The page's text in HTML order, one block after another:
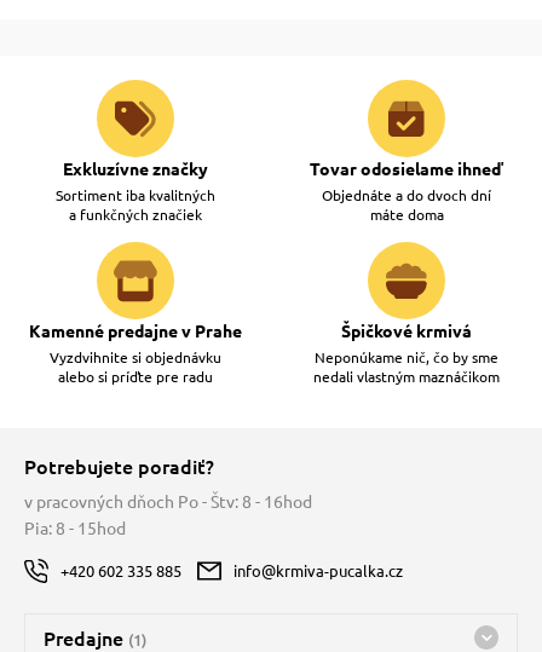
Exkluzívne značky
Sortiment iba kvalitných
a funkčných značiek
Tovar odosielame ihneď
Objednáte a do dvoch dní
máte doma
Kamenné predajne v Prahe
Vyzdvihnite si objednávku
alebo si príďte pre radu
Špičkové krmivá
Neponúkame nič, čo by sme
nedali vlastným maznáčikom
Potrebujete poradiť?
v pracovných dňoch Po - Štv: 8 - 16hod
Pia: 8 - 15hod
+420 602 335 885 info@krmiva-pucalka.cz
Predajne (1)